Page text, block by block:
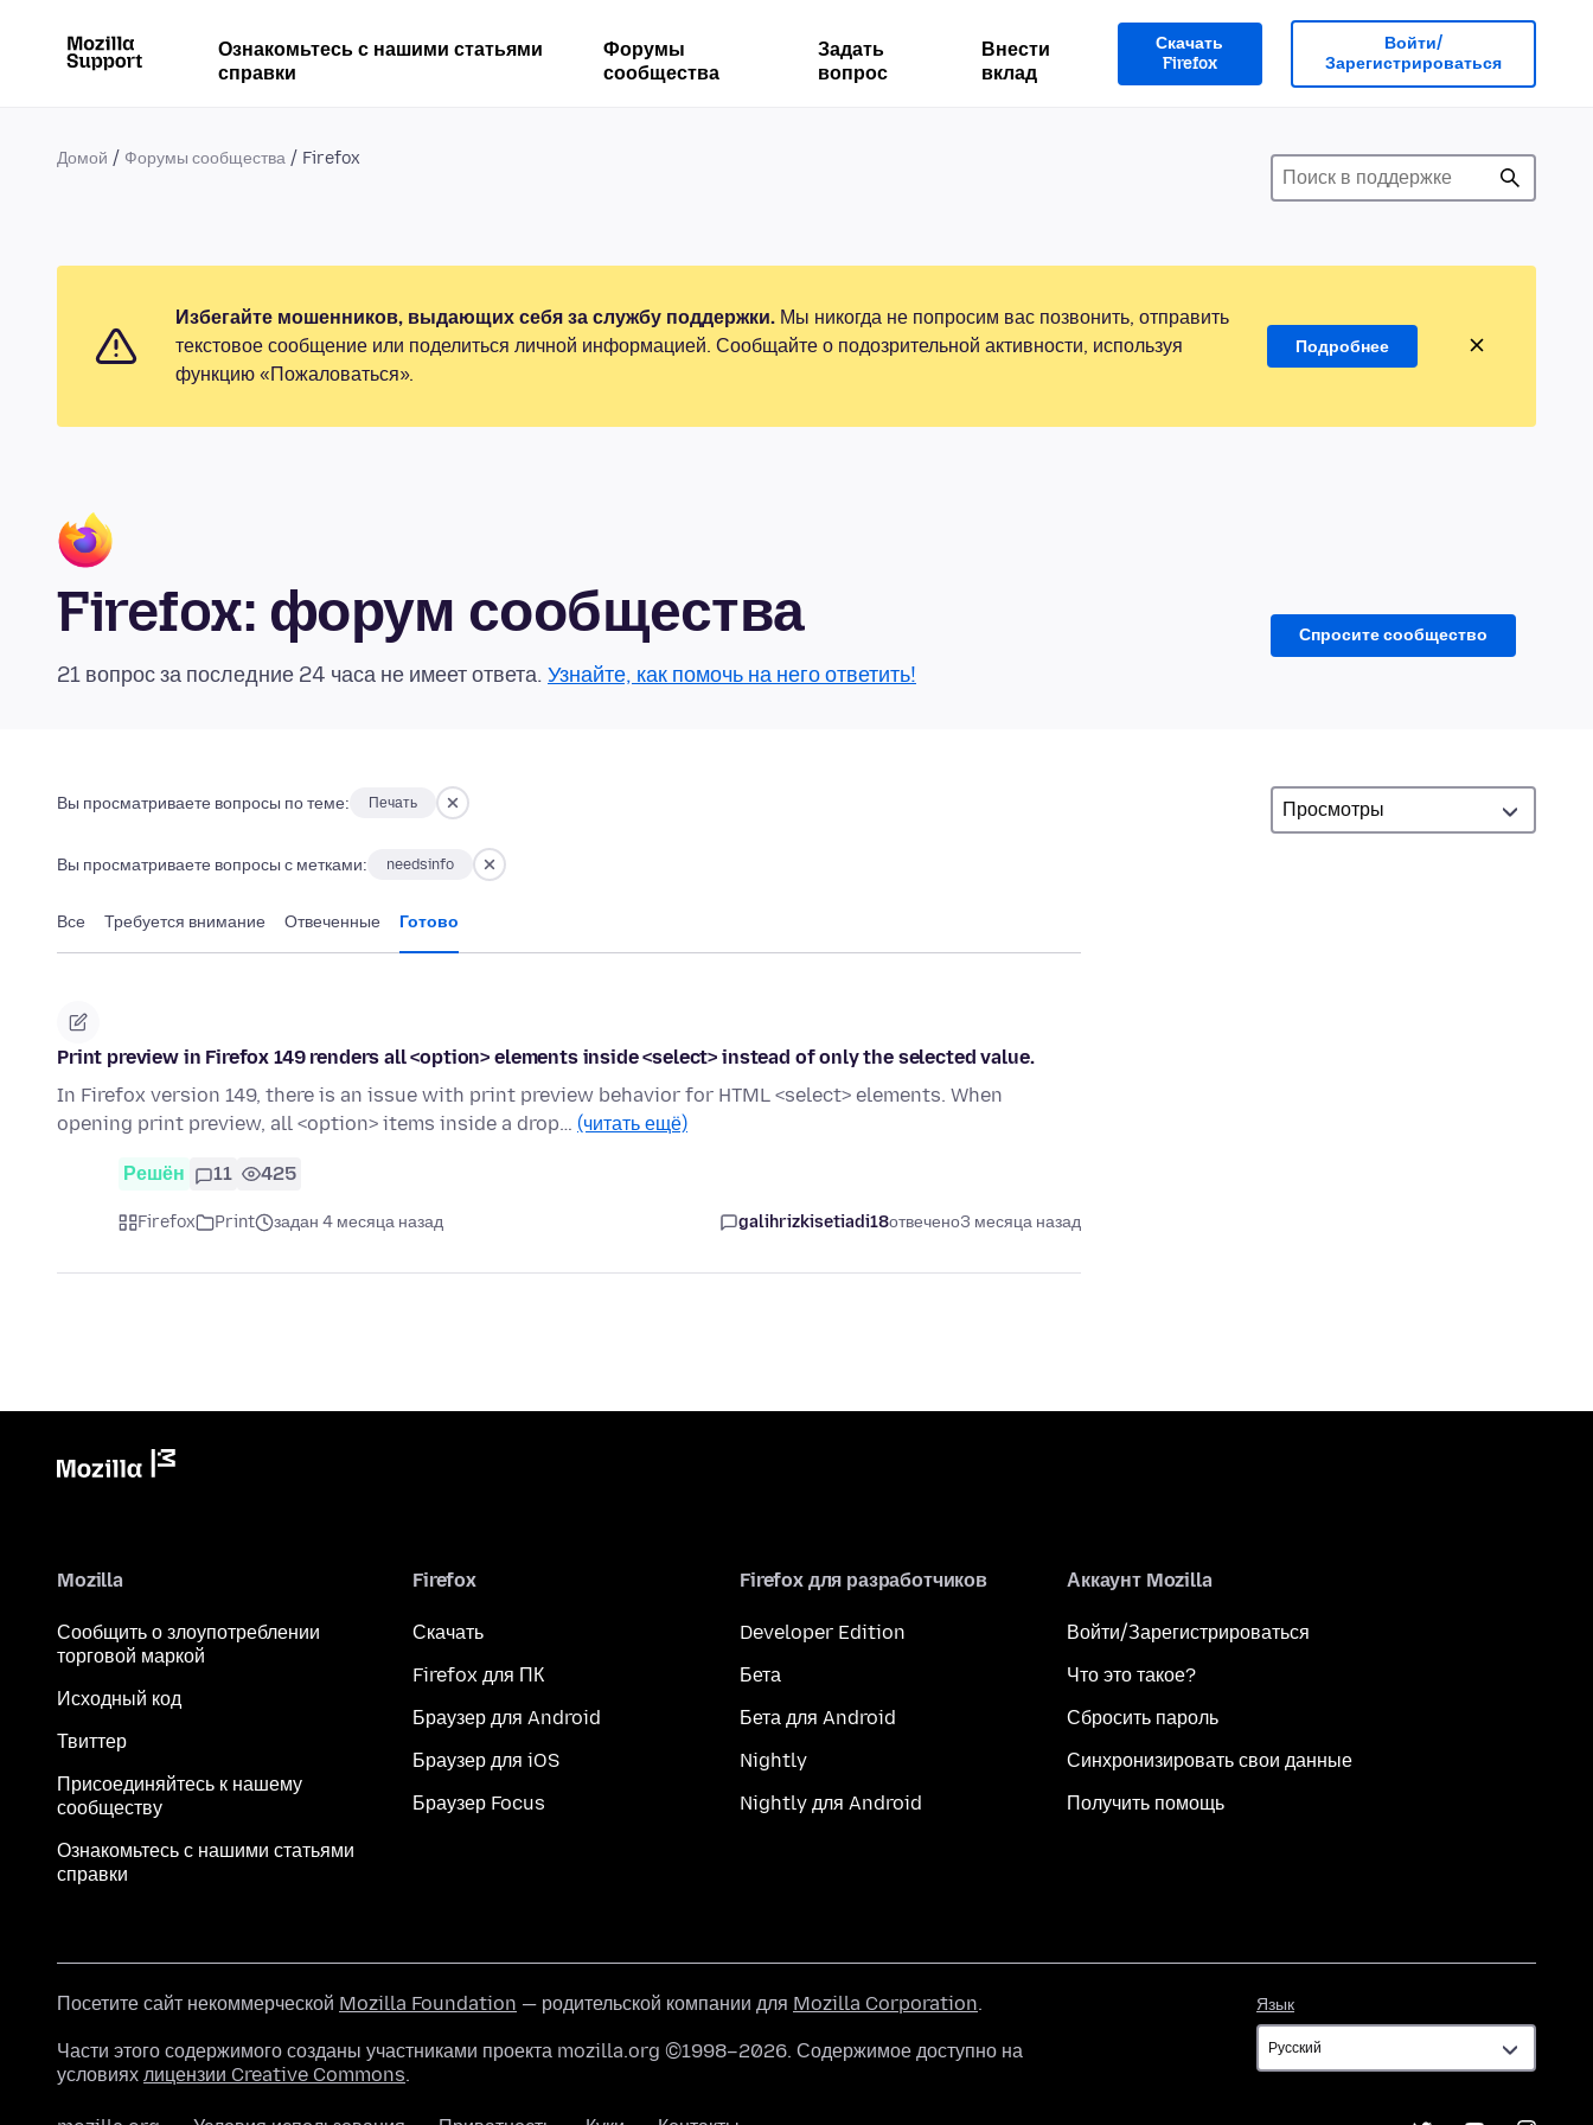
Ознакомьтесь с нашими статьями
справки
Форумы
сообщества
Задать
вопрос
Внести
вклад
Скачать
Firefox
Войти/
Зарегистрироваться
Домой Форумы сообщества Firefox
Избегайте мошенников, выдающих себя за службу поддержки. Мы никогда не попросим вас позвонить, отправить
текстовое сообщение или поделиться личной информацией. Сообщайте о подозрительной активности, используя
функцию «Пожаловаться».
Подробнее
Firefox: форум сообщества
21 вопрос за последние 24 часа не имеет ответа. Узнайте, как помочь на него ответить!
Спросите сообщество
Вы просматриваете вопросы по теме: Печать
Вы просматриваете вопросы с метками: needsinfo
Все Требуется внимание Отвеченные Готово
Print preview in Firefox 149 renders all <option> elements inside <select> instead of only the selected value.
In Firefox version 149, there is an issue with print preview behavior for HTML <select> elements. When
opening print preview, all <option> items inside a drop… (читать ещё)
Решён 11 425
Firefox Print задан 4 месяца назад galihrizkisetiadi18отвечено3 месяца назад
Mozilla
Сообщить о злоупотреблении
торговой маркой
Исходный код
Твиттер
Присоединяйтесь к нашему
сообществу
Ознакомьтесь с нашими статьями
справки
Firefox
Скачать
Firefox для ПК
Браузер для Android
Браузер для iOS
Браузер Focus
Firefox для разработчиков
Developer Edition
Бета
Бета для Android
Nightly
Nightly для Android
Аккаунт Mozilla
Войти/Зарегистрироваться
Что это такое?
Сбросить пароль
Синхронизировать свои данные
Получить помощь
Язык
Посетите сайт некоммерческой Mozilla Foundation — родительской компании для Mozilla Corporation.
Части этого содержимого созданы участниками проекта mozilla.org ©1998–2026. Содержимое доступно на
условиях лицензии Creative Commons.